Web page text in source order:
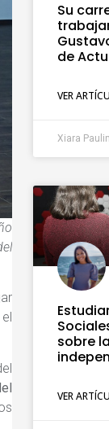
Su
de
VER
Xiara
sobre
VER